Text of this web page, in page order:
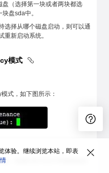
（选择第一块或者两块都选
盘sda中。
选择从哪个磁盘启动，则可以通
重新启动系统。
模式
式，如下图所示：
，或者io压力过大导致磁盘挂
体验。继续浏览本站，即表